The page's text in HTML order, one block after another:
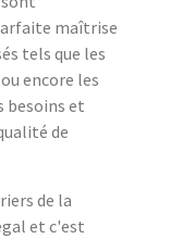
maîtrise
tels que les
encore les
besoins et
de
de la
et c'est